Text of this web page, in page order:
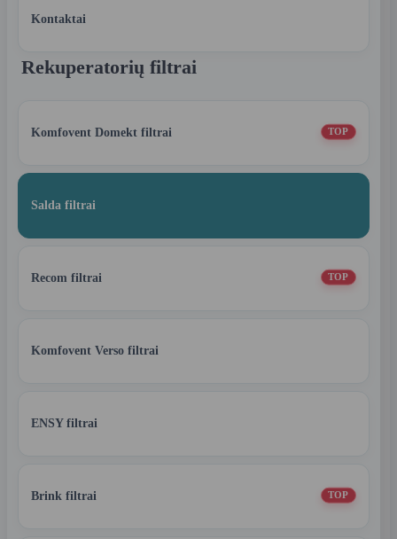
Kontaktai
Rekuperatorių filtrai
Komfovent Domekt filtrai TOP
Salda filtrai
Recom filtrai TOP
Komfovent Verso filtrai
ENSY filtrai
Brink filtrai TOP